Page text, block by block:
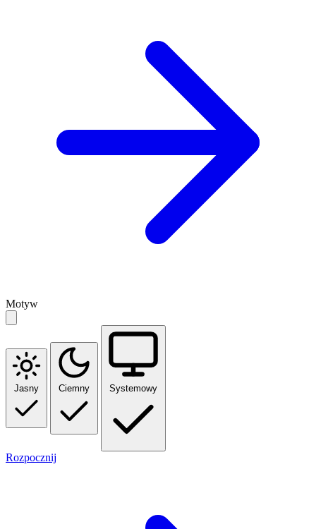
Motyw
Jasny Ciemny Systemowy
Rozpocznij